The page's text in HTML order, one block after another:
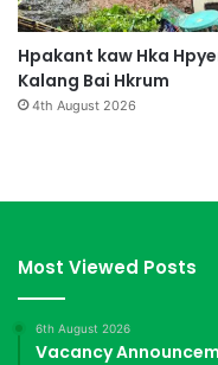
Hpakant kaw Hka
Kalang Bai Hkrum
4th August 2026
Most Viewed Posts
6th August 2026
Vacancy